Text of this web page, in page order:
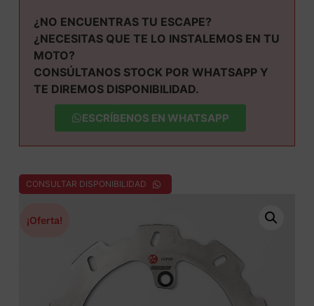
¿NO ENCUENTRAS TU ESCAPE?
¿NECESITAS QUE TE LO INSTALEMOS EN TU
MOTO?
CONSÚLTANOS STOCK POR WHATSAPP Y
TE DIREMOS DISPONIBILIDAD.
ESCRÍBENOS EN WHATSAPP
CONSULTAR DISPONIBILIDAD
¡Oferta!